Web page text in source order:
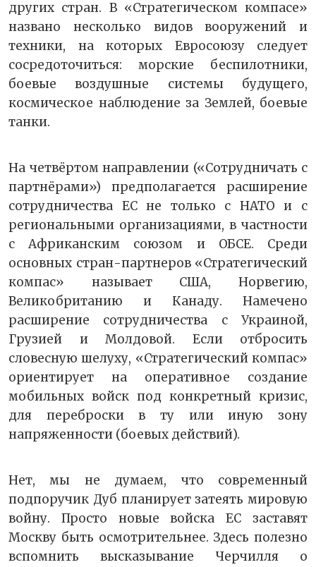
других стран. В «Стратегическом компасе»
названо несколько видов вооружений и
техники, на которых Евросоюзу следует
сосредоточиться: морские беспилотники,
боевые воздушные системы будущего,
космическое наблюдение за Землей, боевые
танки.
На четвёртом направлении («Сотрудничать с
партнёрами») предполагается расширение
сотрудничества ЕС не только с НАТО и с
региональными организациями, в частности
с Африканским союзом и ОБСЕ. Среди
основных стран-партнеров «Стратегический
компас» называет США, Норвегию,
Великобританию и Канаду. Намечено
расширение сотрудничества с Украиной,
Грузией и Молдовой. Если отбросить
словесную шелуху, «Стратегический компас»
ориентирует на оперативное создание
мобильных войск под конкретный кризис,
для переброски в ту или иную зону
напряженности (боевых действий).
Нет, мы не думаем, что современный
подпоручик Дуб планирует затеять мировую
войну. Просто новые войска ЕС заставят
Москву быть осмотрительнее. Здесь полезно
вспомнить высказывание Черчилля о